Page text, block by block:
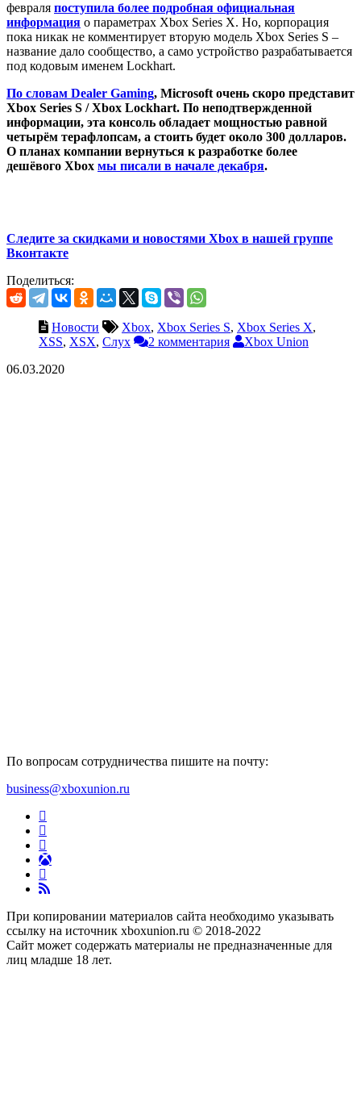
февраля поступила более подробная официальная
информация о параметрах Xbox Series X. Но, корпорация
пока никак не комментирует вторую модель Xbox Series S –
название дало сообщество, а само устройство разрабатывается
под кодовым именем Lockhart.
По словам Dealer Gaming, Microsoft очень скоро представит
Xbox Series S / Xbox Lockhart. По неподтвержденной
информации, эта консоль обладает мощностью равной
четырём терафлопсам, а стоить будет около 300 долларов.
О планах компании вернуться к разработке более
дешёвого Xbox мы писали в начале декабря.
Следите за скидками и новостями Xbox в нашей группе
Вконтакте
Поделиться:
Новости Xbox, Xbox Series S, Xbox Series X,
XSS, XSX, Слух 2 комментария
Xbox Union
06.03.2020
По вопросам сотрудничества пишите на почту:
business@xboxunion.ru
При копировании материалов сайта необходимо указывать
ссылку на источник xboxunion.ru © 2018-2022
Сайт может содержать материалы не предназначенные для
лиц младше 18 лет.